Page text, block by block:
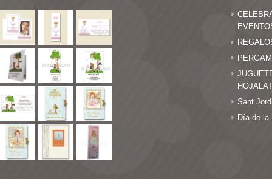
Sant
Día de la